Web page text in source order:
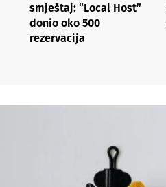
smještaj: “Local Host”
donio oko 500
rezervacija